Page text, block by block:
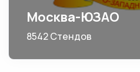
Москва-ЮЗАО
8542 Стендов